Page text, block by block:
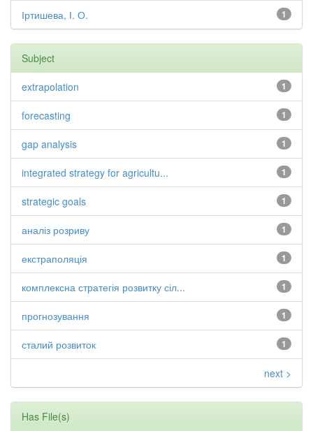
1
Іртишева, І. О.
Subject
1
extrapolation
1
forecasting
1
gap analysis
1
integrated strategy for agricultu...
1
strategic goals
1
аналіз розриву
1
екстраполяція
1
комплексна стратегія розвитку сіл...
1
прогнозування
1
сталий розвиток
next >
Has File(s)